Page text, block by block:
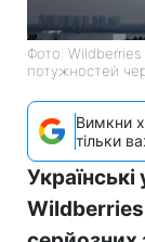
Фото: Wildberries
потужностей
Вимкни
тільки
Wildberries